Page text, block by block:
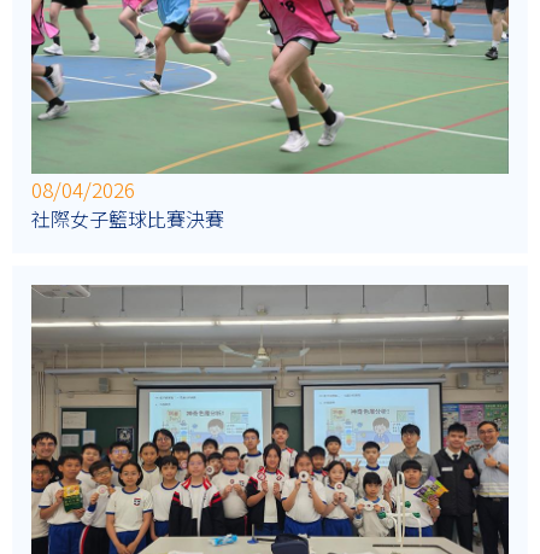
08/04/2026
社際女子籃球比賽決賽